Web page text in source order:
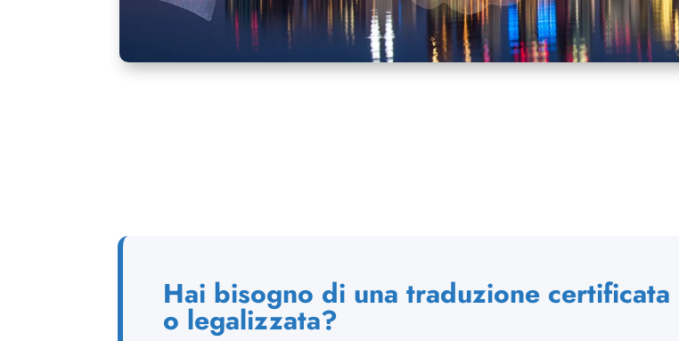
Hai bisogno di una traduzione certificata
o legalizzata?